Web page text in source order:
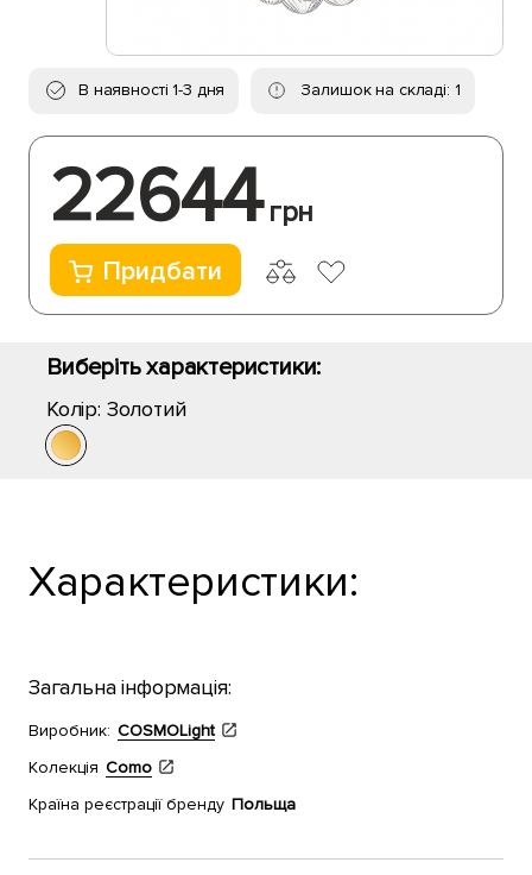
В наявності 1-3 дня Залишок на складі: 1
22644 грн
Придбати
Виберіть характеристики:
Колір: Золотий
Характеристики:
Загальна інформація:
Виробник: COSMOLight
Колекція Como
Країна реєстрації бренду Польща